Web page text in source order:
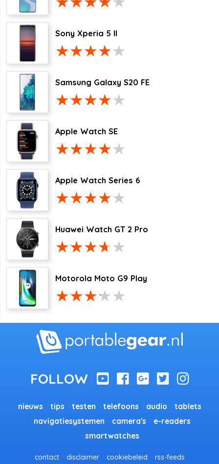
Sony Xperia 5 II
Samsung Galaxy S20 FE
Apple Watch SE
Apple Watch Series 6
Huawei Watch GT 2 Pro
Motorola Moto G9 Play
nieuws tips testen telefoons audio
tablets
navigatiesystemen
camera's
e-readers
smartwatches
contact disclaimer cookiebeleid rss-feeds